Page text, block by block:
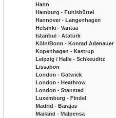
Hahn
Hamburg - Fuhlsbüttel
Hannover - Langenhagen
Helsinki - Vantaa
Istanbul - Atatürk
Köln/Bonn - Konrad Adenauer
Kopenhagen - Kastrup
Leipzig / Halle - Schkeuditz
Lissabon
London - Gatwick
London - Heathrow
London - Stansted
Luxemburg - Findel
Madrid - Barajas
Mailand - Malpensa